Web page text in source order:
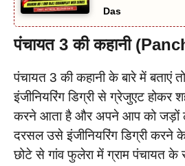
Das
पंचायत 3 की कहानी
पंचायत 3 की कहानी के बारे में बताएं
इंजीनियरिंग डिग्री से ग्रेजुएट होकर
करने आता है और अपने आप को जड़ों
दरसल उसे इंजीनियरिंग डिग्री करने
छोटे से गांव फुलेरा में ग्राम पंचायत के